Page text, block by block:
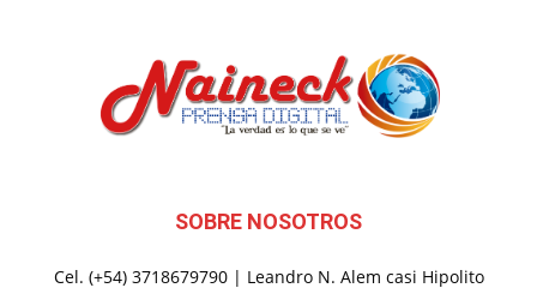
SOBRE NOSOTROS
Cel. (+54) 3718679790 | Leandro N. Alem casi Hipolito